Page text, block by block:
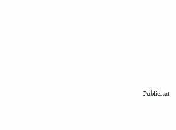
Publicitat